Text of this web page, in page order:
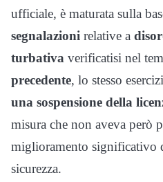
ufficiale, è maturata sulla
segnalazioni relative a
turbativa verificatisi nel
precedente, lo stesso
una sospensione della
misura che non aveva però
miglioramento significativo
sicurezza.